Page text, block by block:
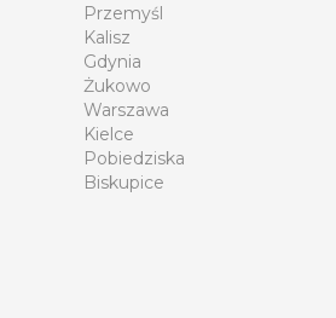
Przemyśl
Kalisz
Gdynia
Żukowo
Warszawa
Kielce
Pobiedziska
Biskupice